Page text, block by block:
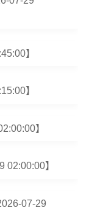
】
】
】
02:00:00】
07-29